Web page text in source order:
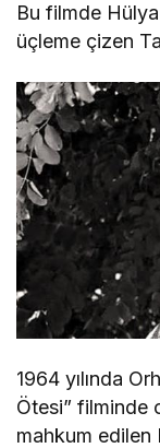
Bu filmde
üçleme çizen
1964 yılında
Ötesi” filminde
mahkum